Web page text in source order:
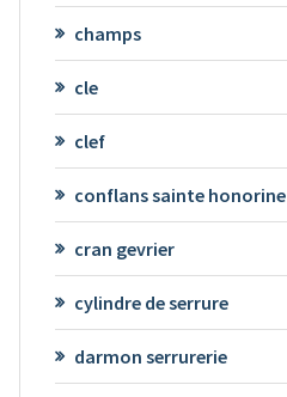
champs
cle
clef
conflans sainte honorine
cran gevrier
cylindre de serrure
darmon serrurerie